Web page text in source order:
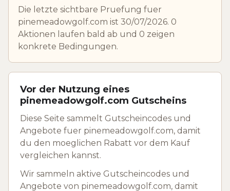
Die letzte sichtbare Pruefung fuer
pinemeadowgolf.com ist 30/07/2026. 0
Aktionen laufen bald ab und 0 zeigen
konkrete Bedingungen.
Vor der Nutzung eines
pinemeadowgolf.com Gutscheins
Diese Seite sammelt Gutscheincodes und
Angebote fuer pinemeadowgolf.com, damit
du den moeglichen Rabatt vor dem Kauf
vergleichen kannst.
Wir sammeln aktive Gutscheincodes und
Angebote von pinemeadowgolf.com, damit